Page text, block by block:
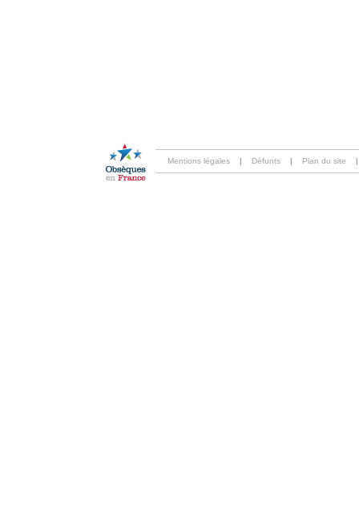
Mentions légales Défunts Plan du site